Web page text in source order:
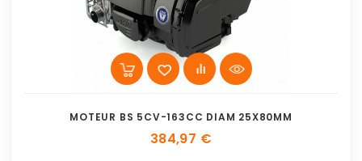
MOTEUR BS 5CV-163CC DIAM 25X80MM
384,97 €